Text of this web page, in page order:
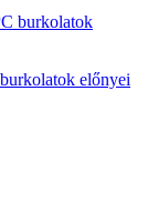
előnyei